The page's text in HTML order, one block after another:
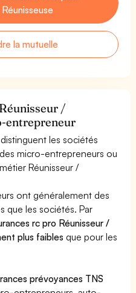
la mutuelle
/
entrepreneur
les sociétés
micro-entrepreneurs ou
Réunisseur /
ont généralement des
que les sociétés. Par
rc pro Réunisseur /
plus faibles que pour les
prévoyances TNS